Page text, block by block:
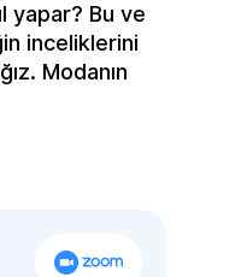
yapar? Bu ve
inceliklerini
Modanın